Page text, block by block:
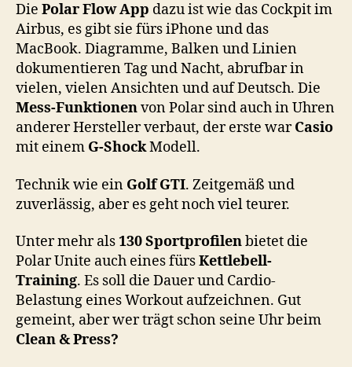
Die Polar Flow App dazu ist wie das Cockpit im
Airbus, es gibt sie fürs iPhone und das
MacBook. Diagramme, Balken und Linien
dokumentieren Tag und Nacht, abrufbar in
vielen, vielen Ansichten und auf Deutsch. Die
Mess-Funktionenvon Polar sind auch in Uhren
anderer Hersteller verbaut, der erste warCasio
mit einem G-ShockModell.
Technik wie ein Golf GTI. Zeitgemäß und
zuverlässig, aber es geht noch viel teurer.
Unter mehr als130 Sportprofilenbietet die
Polar Unite auch eines fürsKettlebell-
Training. Es soll die Dauer und Cardio-
Belastung eines Workout aufzeichnen. Gut
gemeint, aber wer trägt schon seine Uhr beim
Clean & Press?